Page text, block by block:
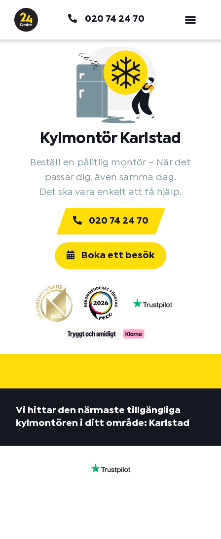
innehåll
020 74 24 70
Kylmontör Karlstad
Beställ en pålitlig montör – När det
passar dig, även samma dag.
Det ska vara enkelt att få hjälp.
020 74 24 70
Boka ett besök
Vi hittar den närmaste tillgängliga
kylmontören i ditt område: Karlstad